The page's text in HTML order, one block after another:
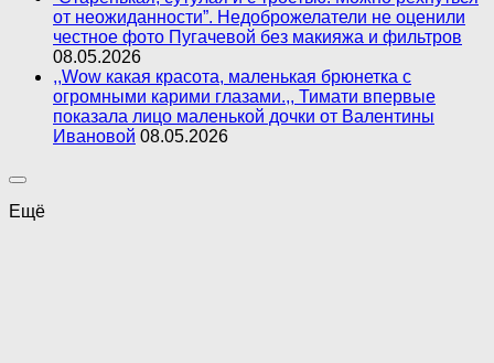
от неожиданности”. Недоброжелатели не оценили
честное фото Пугачевой без макияжа и фильтров
08.05.2026
,,Wow какая красота, маленькая брюнетка с
огромными карими глазами.,, Тимати впервые
показала лицо маленькой дочки от Валентины
Ивановой 08.05.2026
Ещё